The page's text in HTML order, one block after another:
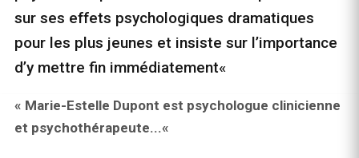
sur ses effets psychologiques dramatiques
pour les plus jeunes et insiste sur l’importance
d’y mettre fin immédiatement«
« Marie-Estelle Dupont est psychologue clinicienne
et psychothérapeute...«